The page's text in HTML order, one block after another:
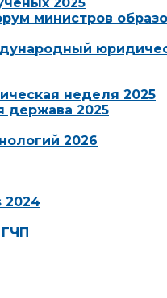
министров
неделя 2025
держава 2025
2026
2024